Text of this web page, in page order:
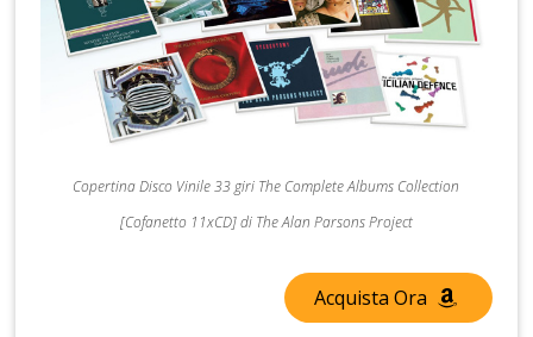
Copertina Disco Vinile 33 giri The Complete Albums Collection
[Cofanetto 11xCD] di The Alan Parsons Project
Acquista Ora